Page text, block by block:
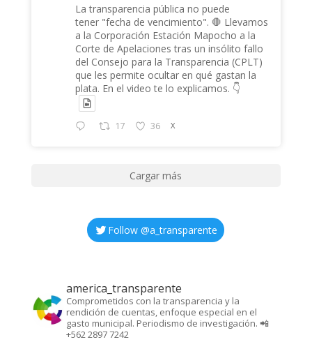
La transparencia pública no puede
tener "fecha de vencimiento". 🛑 Llevamos
a la Corporación Estación Mapocho a la
Corte de Apelaciones tras un insólito fallo
del Consejo para la Transparencia (CPLT)
que les permite ocultar en qué gastan la
plata. En el video te lo explicamos. 👇
17 36 X
Cargar más
Follow @a_transparente
america_transparente
Comprometidos con la transparencia y la
rendición de cuentas, enfoque especial en el
gasto municipal. Periodismo de investigación. 📲
+562 2897 7242